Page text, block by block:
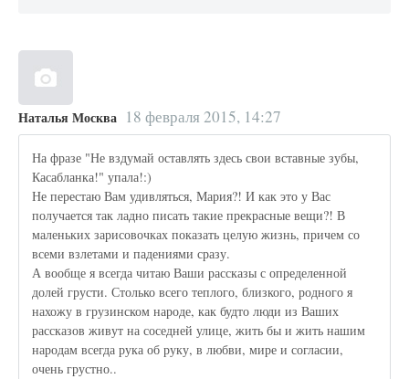
Наталья Москва 18 февраля 2015, 14:27
На фразе "Не вздумай оставлять здесь свои вставные зубы,
Касабланка!" упала!:)
Не перестаю Вам удивляться, Мария?! И как это у Вас
получается так ладно писать такие прекрасные вещи?! В
маленьких зарисовочках показать целую жизнь, причем со
всеми взлетами и падениями сразу.
А вообще я всегда читаю Ваши рассказы с определенной
долей грусти. Столько всего теплого, близкого, родного я
нахожу в грузинском народе, как будто люди из Ваших
рассказов живут на соседней улице, жить бы и жить нашим
народам всегда рука об руку, в любви, мире и согласии,
очень грустно..